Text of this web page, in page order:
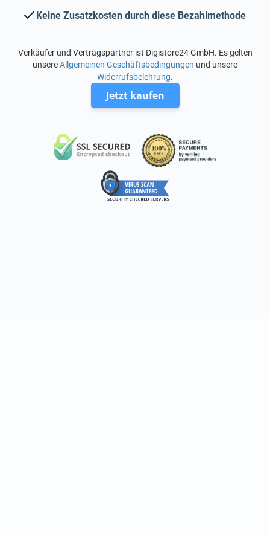
Keine Zusatzkosten durch diese Bezahlmethode
Verkäufer und Vertragspartner ist Digistore24 GmbH. Es gelten
unsereAllgemeinen Geschäftsbedingungen und unsere
Widerrufsbelehrung.
Jetzt kaufen